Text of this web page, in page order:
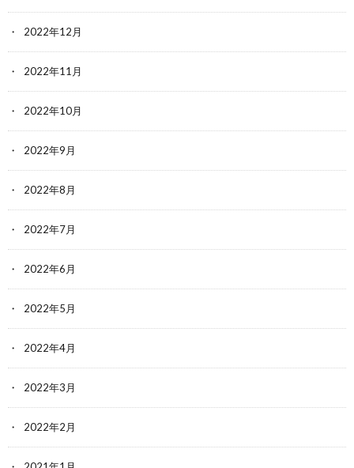
2022年12月
2022年11月
2022年10月
2022年9月
2022年8月
2022年7月
2022年6月
2022年5月
2022年4月
2022年3月
2022年2月